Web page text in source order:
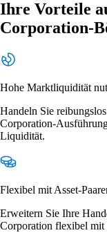
Ihre Vorteile
Corporation-
Hohe Marktliquidität
Handeln Sie
Corporation-
Liquidität.
Flexibel mit Asset-
Erweitern Sie Ihre
Corporation flexibel mit